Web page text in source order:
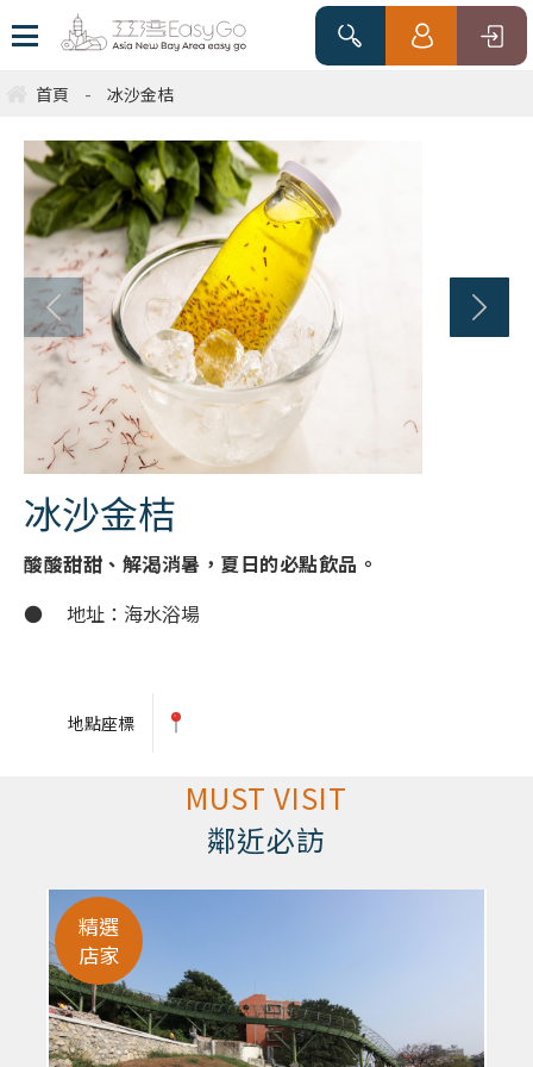
首頁 - 冰沙金桔
冰沙金桔
酸酸甜甜、解渴消暑，夏日的必點飲品。
● 地址：海水浴場
地點座標
MUST VISIT
鄰近必訪
精選
店家